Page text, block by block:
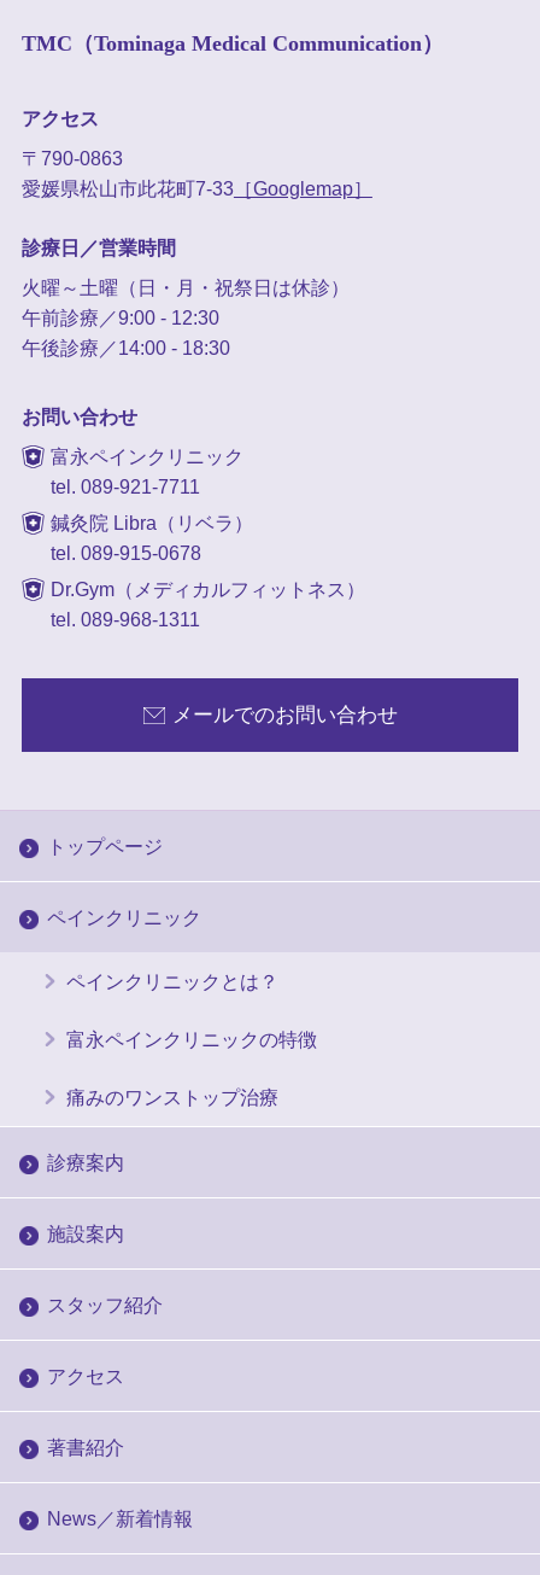
TMC（Tominaga Medical Communication）
アクセス
〒790-0863
愛媛県松山市此花町7-33［Googlemap］
診療日／営業時間
火曜～土曜（日・月・祝祭日は休診）
午前診療／9:00 - 12:30
午後診療／14:00 - 18:30
お問い合わせ
富永ペインクリニック
tel. 089-921-7711
鍼灸院 Libra（リベラ）
tel. 089-915-0678
Dr.Gym（メディカルフィットネス）
tel. 089-968-1311
メールでのお問い合わせ
トップページ
ペインクリニック
ペインクリニックとは？
富永ペインクリニックの特徴
痛みのワンストップ治療
診療案内
施設案内
スタッフ紹介
アクセス
著書紹介
News／新着情報